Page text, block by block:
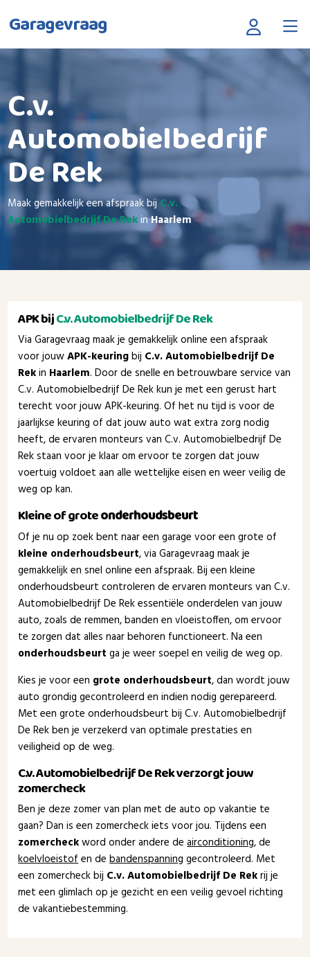
Garagevraag
C.v.
Automobielbedrijf
De Rek
Maak gemakkelijk een afspraak bij C.v.
Automobielbedrijf De RekinHaarlem
APK bijC.v. Automobielbedrijf De Rek
Via Garagevraag maak je gemakkelijk online een afspraak
voor jouwAPK-keuringbij C.v. Automobielbedrijf De
Rekin Haarlem. Door de snelle en betrouwbare service van
C.v. Automobielbedrijf De Rek kun je met een gerust hart
terecht voor jouw APK-keuring. Of het nu tijd is voor de
jaarlijkse keuring of dat jouw auto wat extra zorg nodig
heeft, de ervaren monteurs van C.v. Automobielbedrijf De
Rek staan voor je klaar om ervoor te zorgen dat jouw
voertuig voldoet aan alle wettelijke eisen en weer veilig de
weg op kan.
Kleine of groteonderhoudsbeurt
Of je nu op zoek bent naar een garage voor een grote of
kleine onderhoudsbeurt, via Garagevraag maak je
gemakkelijk en snel online een afspraak. Bij een kleine
onderhoudsbeurt controleren de ervaren monteurs van C.v.
Automobielbedrijf De Rek essentiële onderdelen van jouw
auto, zoals de remmen, banden en vloeistoffen, om ervoor
te zorgen dat alles naar behoren functioneert. Na een
onderhoudsbeurt ga je weer soepel en veilig de weg op.
Kies je voor een grote onderhoudsbeurt, dan wordt jouw
auto grondig gecontroleerd en indien nodig gerepareerd.
Met een grote onderhoudsbeurt bij C.v. Automobielbedrijf
De Rek ben je verzekerd van optimale prestaties en
veiligheid op de weg.
C.v. Automobielbedrijf De Rek verzorgt jouw
zomercheck
Ben je deze zomer van plan met de auto op vakantie te
gaan? Dan is een zomercheck iets voor jou. Tijdens een
zomercheckword onder andere deairconditioning, de
koelvloeistofen debandenspanning gecontroleerd. Met
een zomercheck bij C.v. Automobielbedrijf De Rekrij je
met een glimlach op je gezicht en een veilig gevoel richting
de vakantiebestemming.